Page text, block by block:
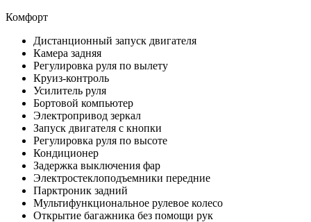
Комфорт
Дистанционный запуск двигателя
Камера задняя
Регулировка руля по вылету
Круиз-контроль
Усилитель руля
Бортовой компьютер
Электропривод зеркал
Запуск двигателя с кнопки
Регулировка руля по высоте
Кондиционер
Задержка выключения фар
Электростеклоподъемники передние
Парктроник задний
Мультифункциональное рулевое колесо
Открытие багажника без помощи рук